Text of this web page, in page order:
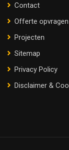
Contact
Offerte opvragen
Projecten
Sitemap
Privacy Policy
Disclaimer &